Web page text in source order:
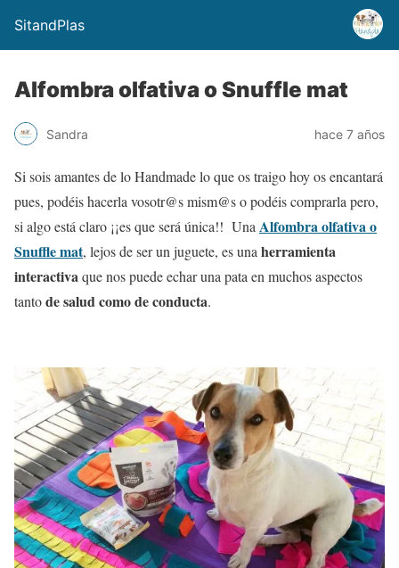
SitandPlas
Alfombra olfativa o Snuffle mat
Sandra hace 7 años
Si sois amantes de lo Handmade lo que os traigo hoy os encantará
pues, podéis hacerla vosotr@s mism@s o podéis comprarla pero,
si algo está claro ¡¡es que será única!! Una Alfombra olfativa o
Snuffle mat, lejos de ser un juguete, es una herramienta
interactivaque nos puede echar una pata en muchos aspectos
tantode salud como de conducta.